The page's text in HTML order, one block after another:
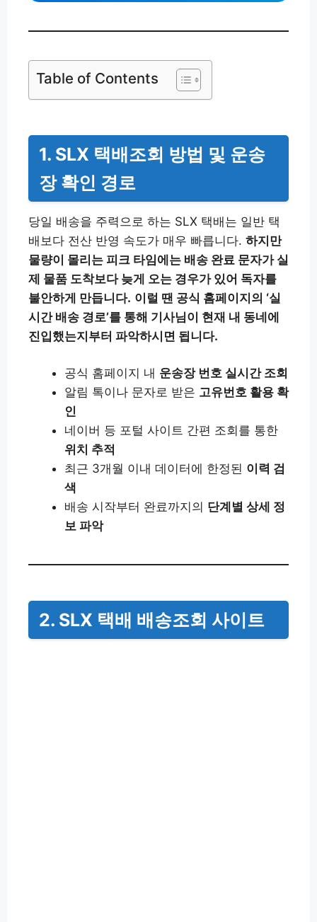
Table of Contents
1. SLX 택배조회 방법 및 운송
장 확인 경로
당일 배송을 주력으로 하는 SLX 택배는 일반 택
배보다 전산 반영 속도가 매우 빠릅니다. 하지만
물량이 몰리는 피크 타임에는 배송 완료 문자가 실
제 물품 도착보다 늦게 오는 경우가 있어 독자를
불안하게 만듭니다. 이럴 땐 공식 홈페이지의 ‘실
시간 배송 경로’를 통해 기사님이 현재 내 동네에
진입했는지부터 파악하시면 됩니다.
공식 홈페이지 내 운송장 번호 실시간 조회
알림 톡이나 문자로 받은 고유번호 활용 확
인
네이버 등 포털 사이트 간편 조회를 통한
위치 추적
최근 3개월 이내 데이터에 한정된 이력 검
색
배송 시작부터 완료까지의 단계별 상세 정
보 파악
2. SLX 택배 배송조회 사이트